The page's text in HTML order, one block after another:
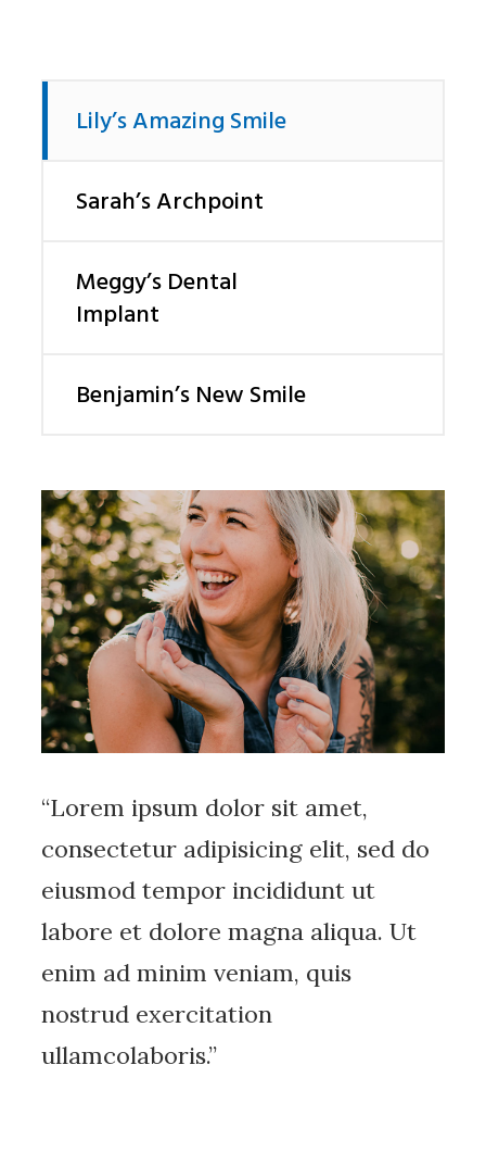
Lily’s Amazing Smile
Sarah’s Archpoint
Meggy’s Dental
Implant
Benjamin’s New Smile
“Lorem ipsum dolor sit amet,
consectetur adipisicing elit, sed do
eiusmod tempor incididunt ut
labore et dolore magna aliqua. Ut
enim ad minim veniam, quis
nostrud exercitation
ullamcolaboris.”